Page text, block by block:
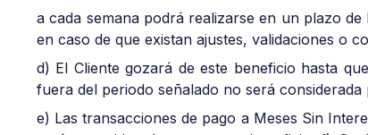
a cada semana podrá realizarse en un plazo
en caso de que existan ajustes, validaciones o
d) El Cliente gozará de este beneficio hasta
fuera del periodo señalado no será
e) Las transacciones de pago a Meses Sin